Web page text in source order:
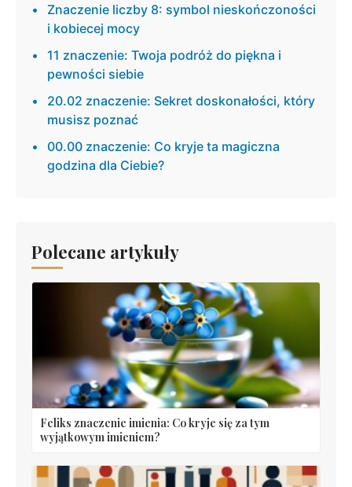
Znaczenie liczby 8: symbol nieskończoności
i kobiecej mocy
11 znaczenie: Twoja podróż do piękna i
pewności siebie
20.02 znaczenie: Sekret doskonałości, który
musisz poznać
00.00 znaczenie: Co kryje ta magiczna
godzina dla Ciebie?
Polecane artykuły
Feliks znaczenie imienia: Co kryje się za tym
wyjątkowym imieniem?